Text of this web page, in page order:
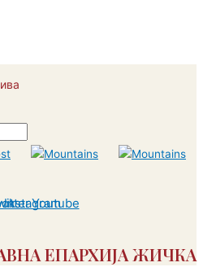
Instagram
Youtube
ЕПАРХИЈА ЖИЧКА